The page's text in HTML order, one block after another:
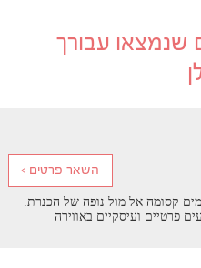
שנמצאו עבורך
קסומה אל מול נופה של הכנרת.
פרטיים ועיסקיים באווירה